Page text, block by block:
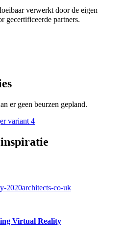
verwerkt door de eigen
gecertificeerde partners.
er geen beurzen gepland.
Virtual Reality